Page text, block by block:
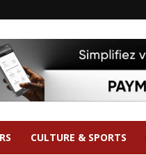
CULTURE & SPORTS